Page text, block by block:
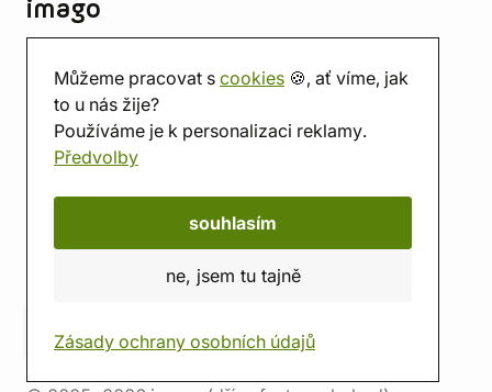
Můžeme pracovat s cookies 🍪, ať víme, jak
to u nás žije?
Používáme je k personalizaci reklamy.
Předvolby
souhlasím
ne, jsem tu tajně
Zásady ochrany osobních údajů
imago
Prodejna
Herna
O nás
Hodnocení obchodu